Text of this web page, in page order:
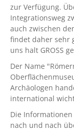
zur Verfügung.
Integrationsweg
auch zwischen
findet daher sehr
uns halt GROSS
Der Name
Archäologen
international
Die
nach und nach